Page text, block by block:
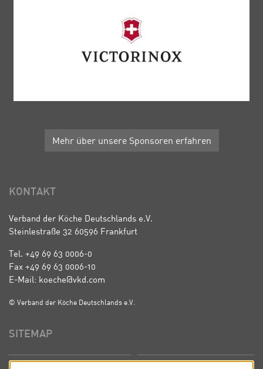
Mehr über unsere Sponsoren erfahren
KONTAKT
Verband der Köche Deutschlands e.V.
Steinlestraße 32 60596 Frankfurt
Tel. +49 69 63 0006-0
Fax +49 69 63 0006-10
E-Mail: koeche@vkd.com
© Verband der Köche Deutschlands e.V.
SITEMAP